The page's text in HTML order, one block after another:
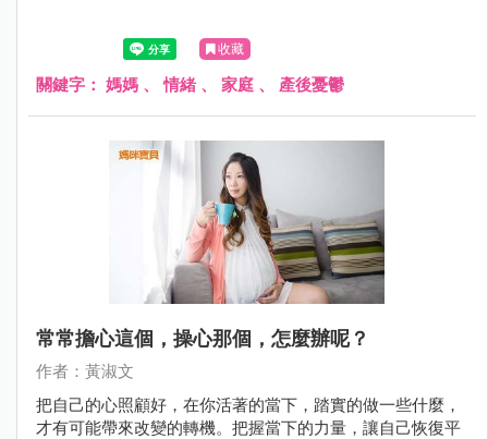
收藏
關鍵字： 媽媽 、情緒 、 家庭 、 產後憂鬱
常常擔心這個，操心那個，怎麼辦呢？
作者：黃淑文
把自己的心照顧好，在你活著的當下，踏實的做一些什麼，
才有可能帶來改變的轉機。把握當下的力量，讓自己恢復平